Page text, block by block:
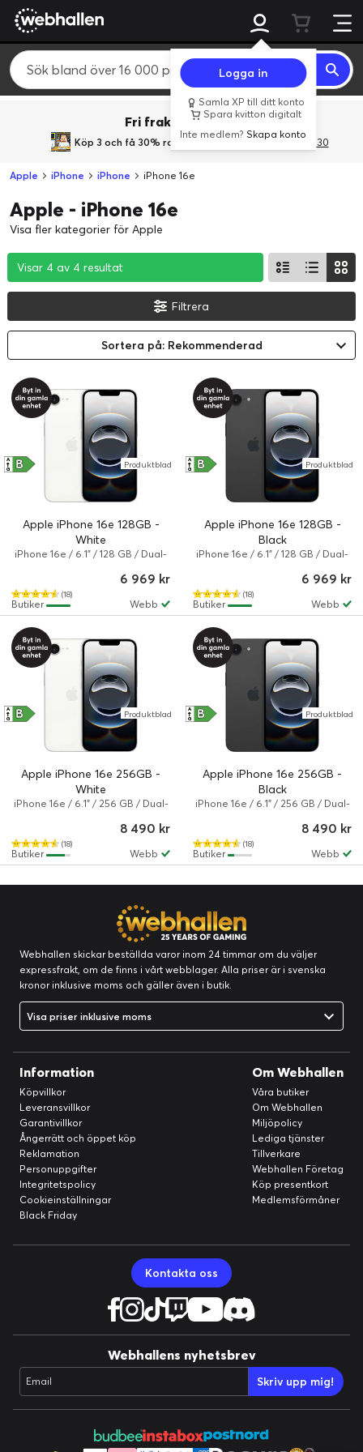
Logga in
Samla XP till ditt konto
Spara kvitton digitalt
Inte medlem?Skapa konto
Fri frakt över 800 kr.
Köp 3 och få 30% rabatt med rabattkoden 3Gives30
Apple iPhone iPhone iPhone 16e
Apple - iPhone 16e
Visa fler kategorier för Apple
Visar 4 av 4 resultat
Visar 4 av 4 resultat
Visar 4 av 4 resultat
Filtrera
Sortera på: Rekommenderad
Apple iPhone 16e 128GB -
White
iPhone 16e / 6.1" / 128 GB / Dual-
B
A
↑
G Produktblad
(18)
6 969 kr
Webb
Butiker
Apple iPhone 16e 128GB -
Black
iPhone 16e / 6.1" / 128 GB / Dual-
B
A
↑
G Produktblad
(18)
6 969 kr
Webb
Butiker
Apple iPhone 16e 256GB -
White
iPhone 16e / 6.1" / 256 GB / Dual-
B
A
↑
G Produktblad
(18)
8 490 kr
Webb
Butiker
Apple iPhone 16e 256GB -
Black
iPhone 16e / 6.1" / 256 GB / Dual-
B
A
↑
G Produktblad
(18)
8 490 kr
Webb
Butiker
Webhallen skickar beställda varor inom 24 timmar om du väljer
expressfrakt, om de finns i vårt webblager. Alla priser är i svenska
kronor inklusive moms och gäller även i butik.
Visa priser inklusive moms
Information
Köpvillkor
Leveransvillkor
Garantivillkor
Ångerrätt och öppet köp
Reklamation
Personuppgifter
Integritetspolicy
Cookieinställningar
Black Friday
Om Webhallen
Våra butiker
Om Webhallen
Miljöpolicy
Lediga tjänster
Tillverkare
Webhallen Företag
Köp presentkort
Medlemsförmåner
Kontakta oss
Webhallens nyhetsbrev
Email Skriv upp mig!